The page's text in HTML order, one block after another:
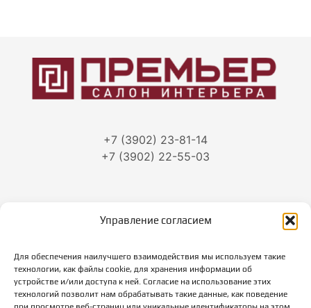
Управление согласием
Для обеспечения наилучшего взаимодействия мы используем такие
технологии, как файлы cookie, для хранения информации об
устройстве и/или доступа к ней. Согласие на использование этих
технологий позволит нам обрабатывать такие данные, как поведение
+7 (3902) 23-81-14
+7 (3902) 22-55-03
г. Абакан, ул.Тараса Шевченко, 86
Режим работы:
пн-пт: с 10-00 до 19-00
суббота: с 10-00 до 18-00